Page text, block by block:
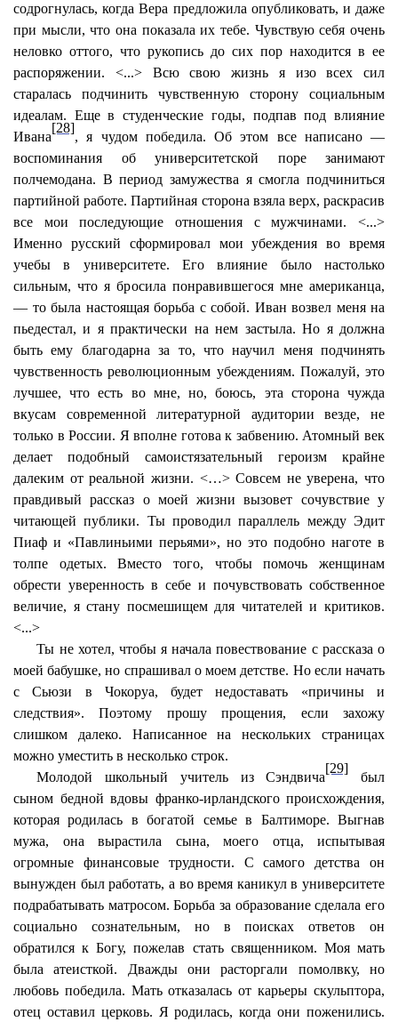
содрогнулась, когда Вера предложила опубликовать, и даже
при мысли, что она показала их тебе. Чувствую себя очень
неловко оттого, что рукопись до сих пор находится в ее
распоряжении. <...> Всю свою жизнь я изо всех сил
старалась подчинить чувственную сторону социальным
идеалам. Еще в студенческие годы, подпав под влияние
Ивана
[28]
, я чудом победила. Об этом все написано —
воспоминания об университетской поре занимают
полчемодана. В период замужества я смогла подчиниться
партийной работе. Партийная сторона взяла верх, раскрасив
все мои последующие отношения с мужчинами. <...>
Именно русский сформировал мои убеждения во время
учебы в университете. Его влияние было настолько
сильным, что я бросила понравившегося мне американца,
— то была настоящая борьба с собой. Иван возвел меня на
пьедестал, и я практически на нем застыла. Но я должна
быть ему благодарна за то, что научил меня подчинять
чувственность революционным убеждениям. Пожалуй, это
лучшее, что есть во мне, но, боюсь, эта сторона чужда
вкусам современной литературной аудитории везде, не
только в России. Я вполне готова к забвению. Атомный век
делает подобный самоистязательный героизм крайне
далеким от реальной жизни. <…> Совсем не уверена, что
правдивый рассказ о моей жизни вызовет сочувствие у
читающей публики. Ты проводил параллель между Эдит
Пиаф и «Павлиньими перьями», но это подобно наготе в
толпе одетых. Вместо того, чтобы помочь женщинам
обрести уверенность в себе и почувствовать собственное
величие, я стану посмешищем для читателей и критиков.
<...>
Ты не хотел, чтобы я начала повествование с рассказа о
моей бабушке, но спрашивал о моем детстве. Но если начать
с Сьюзи в Чокоруа, будет недоставать «причины и
следствия». Поэтому прошу прощения, если захожу
слишком далеко. Написанное на нескольких страницах
можно уместить в несколько строк.
Молодой школьный учитель из Сэндвича
[29]
был
сыном бедной вдовы франко-ирландского происхождения,
которая родилась в богатой семье в Балтиморе. Выгнав
мужа, она вырастила сына, моего отца, испытывая
огромные финансовые трудности. С самого детства он
вынужден был работать, а во время каникул в университете
подрабатывать матросом. Борьба за образование сделала его
социально сознательным, но в поисках ответов он
обратился к Богу, пожелав стать священником. Моя мать
была атеисткой. Дважды они расторгали помолвку, но
любовь победила. Мать отказалась от карьеры скульптора,
отец оставил церковь. Я родилась, когда они поженились.